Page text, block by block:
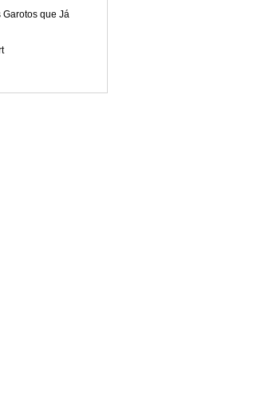
Garotos que Já